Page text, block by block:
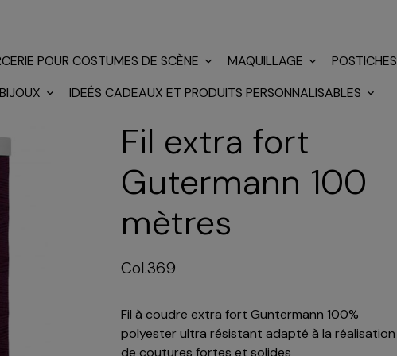
POUR COSTUMES DE SCÈNE MAQUILLAGE POSTICHES
BIJOUX
IDEÉS CADEAUX ET PRODUITS PERSONNALISABLES
Fil extra fort
Gutermann 100
mètres
Col.369
Fil à coudre extra fort Guntermann 100%
polyester ultra résistant adapté à la réalisation
de coutures fortes et solides